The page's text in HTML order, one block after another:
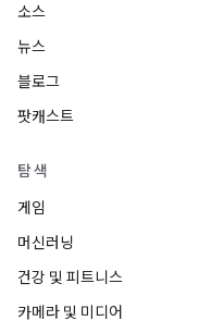
소스
뉴스
블로그
팟캐스트
탐색
게임
머신러닝
건강 및 피트니스
카메라 및 미디어